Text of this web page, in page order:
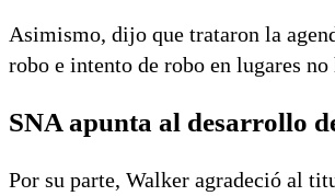
Asimismo, dijo que trataron la
robo e intento de robo en lugares no
SNA apunta al desarrollo
Por su parte, Walker agradeció al